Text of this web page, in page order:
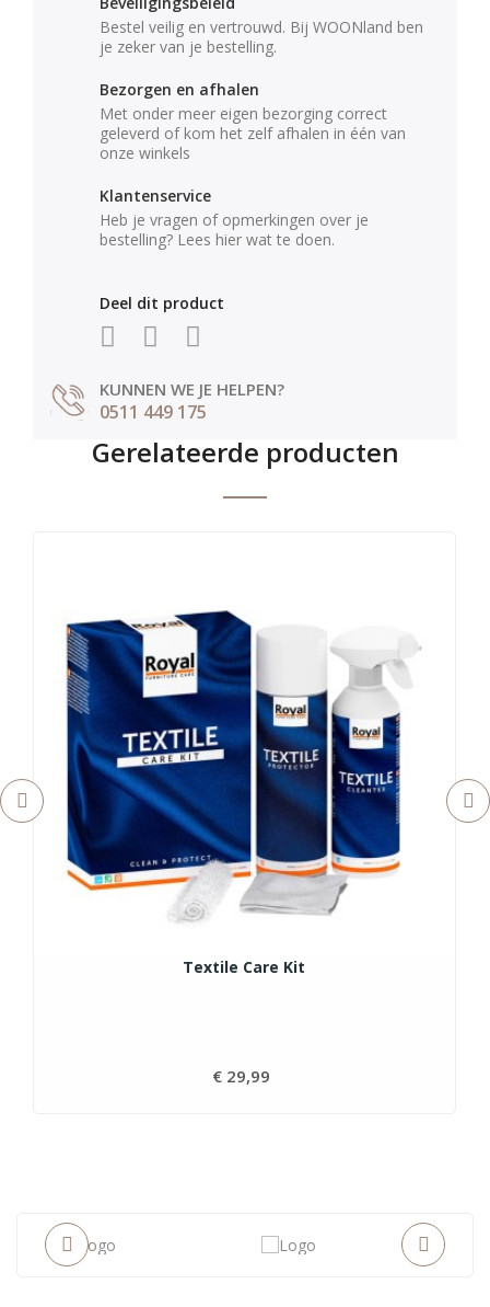
Bestel veilig en vertrouwd. Bij WOONland ben
je zeker van je bestelling.
Bezorgen en afhalen
Met onder meer eigen bezorging correct
geleverd of kom het zelf afhalen in één van
onze winkels
Klantenservice
Heb je vragen of opmerkingen over je
bestelling? Lees hier wat te doen.
Deel dit product
KUNNEN WE JE HELPEN?
0511 449 175
Gerelateerde producten
Textile Care Kit
€ 29,99